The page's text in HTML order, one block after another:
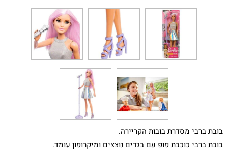
בובת ברבי מסדרת בובות הקריירה.
בובת ברבי כוכבת פופ עם בגדים נוצצים ומיקרופון עומד.